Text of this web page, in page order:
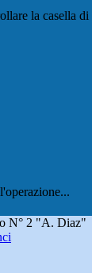
la casella di